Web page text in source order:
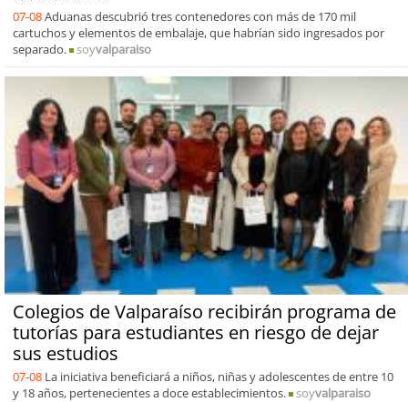
07-08Aduanas descubrió tres contenedores con más de 170 mil
cartuchos y elementos de embalaje, que habrían sido ingresados por
separado.
soyvalparaiso
Colegios de Valparaíso recibirán programa de
tutorías para estudiantes en riesgo de dejar
sus estudios
07-08 La iniciativa beneficiará a niños, niñas y adolescentes de entre 10
y 18 años, pertenecientes a doce establecimientos.
soyvalparaiso